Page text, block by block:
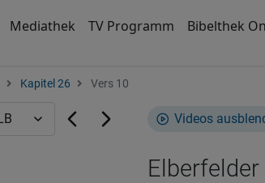
Mediathek TV Programm Bibelthek
Kapitel 26 Vers 10
Videos